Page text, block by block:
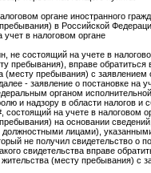
органе иностранного
в Российской
учет в налоговом органе
не состоящий на учете в
пребывания), вправе обратиться
(месту пребывания) с заявлением
- заявление о постановке на
органом исполнительной
и надзору в области налогов и
состоящий на учете в налоговом
на основании
должностными лицами),
не получил свидетельство о
свидетельства вправе
(месту пребывания) с